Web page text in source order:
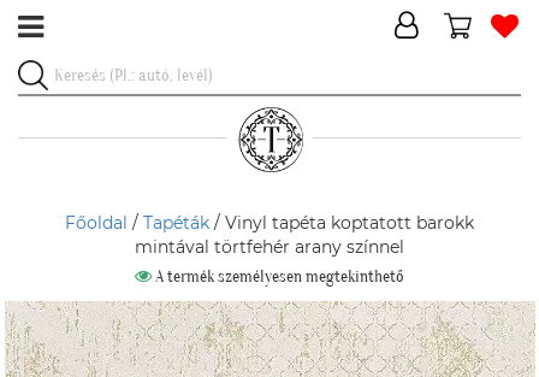
Főoldal / Tapéták / Vinyl tapéta koptatott barokk
mintával törtfehér arany színnel
A termék személyesen megtekinthető